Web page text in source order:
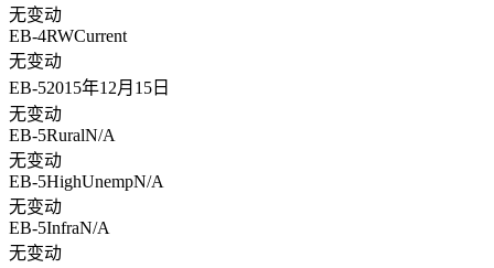
无变动
EB-4RWCurrent
无变动
EB-52015年12月15日
无变动
EB-5RuralN/A
无变动
EB-5HighUnempN/A
无变动
EB-5InfraN/A
无变动